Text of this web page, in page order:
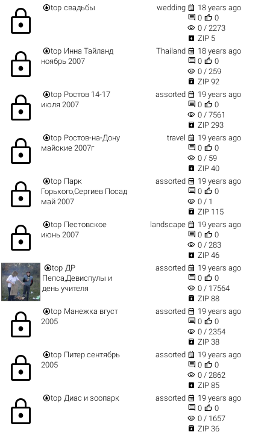
lock top свадьбы wedding  18 years ago
 0  0
visibility 0 / 2273
 ZIP 5
lock top Инна Тайланд
ноябрь 2007
Thailand  18 years ago
 0  0
visibility 0 / 259
 ZIP 92
lock top Ростов 14-17
июля 2007
assorted  19 years ago
 0  0
visibility 0 / 7561
 ZIP 293
lock top Ростов-на-Дону
майские 2007г
travel  19 years ago
 0  0
visibility 0 / 59
 ZIP 40
lock top Парк
Горького,Сергиев Посад
май 2007
assorted  19 years ago
 0  0
visibility 0 / 1
 ZIP 115
lock top Пестовское
июнь 2007
landscape  19 years ago
 0  0
visibility 0 / 283
 ZIP 46
top ДР
Пепса,Девиспулы и
день учителя
assorted  19 years ago
 0  0
visibility 0 / 17564
 ZIP 88
lock top Манежка вгуст
2005
assorted  19 years ago
 0  0
visibility 0 / 2354
 ZIP 38
lock top Питер сентябрь
2005
assorted  19 years ago
 0  0
visibility 0 / 2862
 ZIP 85
lock top Диас и зоопарк assorted  19 years ago
 0  0
visibility 0 / 1657
 ZIP 36